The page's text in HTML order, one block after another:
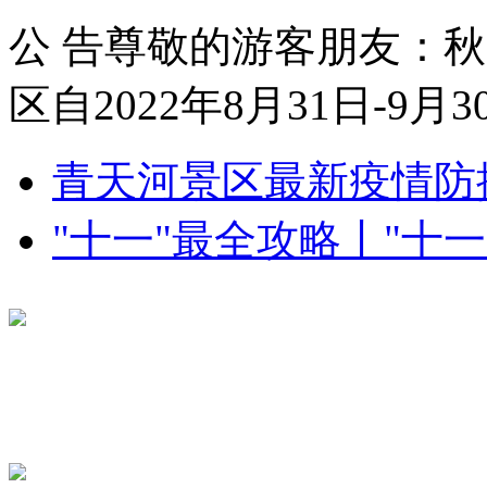
公 告尊敬的游客朋友：
区自2022年8月31日-9月
青天河景区最新疫情
"十一"最全攻略丨"十